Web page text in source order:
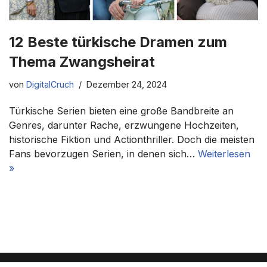
12 Beste türkische Dramen zum
Thema Zwangsheirat
von DigitalCruch Dezember 24, 2024
Türkische Serien bieten eine große Bandbreite an
Genres, darunter Rache, erzwungene Hochzeiten,
historische Fiktion und Actionthriller. Doch die meisten
Fans bevorzugen Serien, in denen sich… Weiterlesen
»